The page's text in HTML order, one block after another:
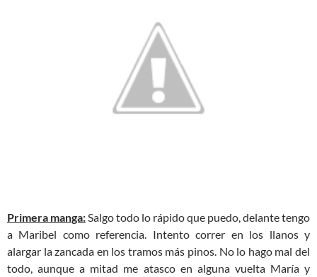
Primera manga:Salgo todo lo rápido que puedo, delante tengo
a Maribel como referencia. Intento correr en los llanos y
alargar la zancada en los tramos más pinos. No lo hago mal del
todo, aunque a mitad me atasco en alguna vuelta María y